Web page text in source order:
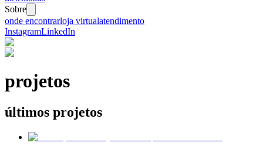
Sobre
onde encontrarloja virtualatendimento
InstagramLinkedIn
projetos
últimos projetos